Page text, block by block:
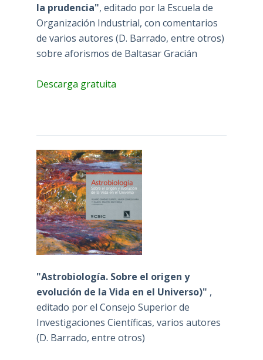
la prudencia", editado por la Escuela de
Organización Industrial, con comentarios
de varios autores (D. Barrado, entre otros)
sobre aforismos de Baltasar Gracián
Descarga gratuita
"Astrobiología. Sobre el origen y
evolución de la Vida en el Universo)" ,
editado por el Consejo Superior de
Investigaciones Científicas, varios autores
(D. Barrado, entre otros)